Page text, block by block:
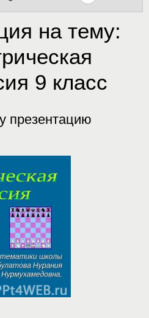
на тему:
9 класс
презентацию